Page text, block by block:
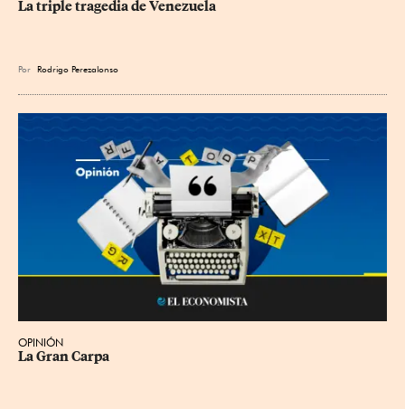
La triple tragedia de Venezuela
Por Rodrigo Perezalonso
OPINIÓN
La Gran Carpa